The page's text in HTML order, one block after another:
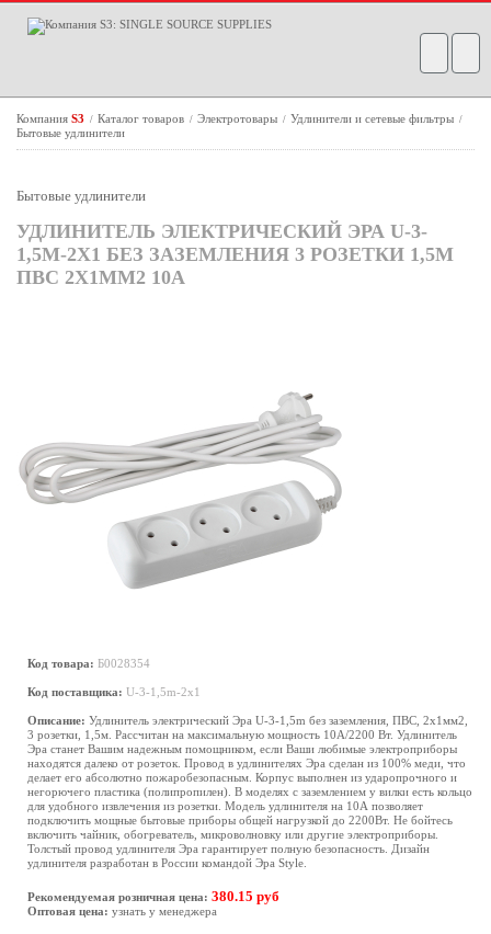
Компания S3 / Каталог товаров / Электротовары / Удлинители и сетевые фильтры /
Бытовые удлинители
Бытовые удлинители
УДЛИНИТЕЛЬ ЭЛЕКТРИЧЕСКИЙ ЭРА U-3-
1,5M-2X1 БЕЗ ЗАЗЕМЛЕНИЯ 3 РОЗЕТКИ 1,5М
ПВС 2X1ММ2 10А
Код товара: Б0028354
Код поставщика: U-3-1,5m-2x1
Описание: Удлинитель электрический Эра U-3-1,5m без заземления, ПВС, 2x1мм2,
3 розетки, 1,5м. Рассчитан на максимальную мощность 10А/2200 Вт. Удлинитель
Эра станет Вашим надежным помощником, если Ваши любимые электроприборы
находятся далеко от розеток. Провод в удлинителях Эра сделан из 100% меди, что
делает его абсолютно пожаробезопасным. Корпус выполнен из ударопрочного и
негорючего пластика (полипропилен). В моделях с заземлением у вилки есть кольцо
для удобного извлечения из розетки. Модель удлинителя на 10А позволяет
подключить мощные бытовые приборы общей нагрузкой до 2200Вт. Не бойтесь
включить чайник, обогреватель, микроволновку или другие электроприборы.
Толстый провод удлинителя Эра гарантирует полную безопасность. Дизайн
удлинителя разработан в России командой Эра Style.
Рекомендуемая розничная цена: 380.15 руб
Оптовая цена: узнать у менеджера